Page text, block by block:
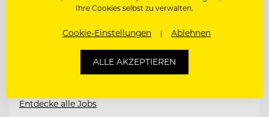
CHEF DE RANG (M/W/D)
STELLVERTRETENDE
RESTAURANTLEITUNG (M/W/D)
Entdecke alle Jobs
Ihre Cookies selbst zu verwalten.
Cookie-Einstellungen Ablehnen
ALLE AKZEPTIEREN